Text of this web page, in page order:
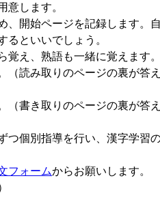
します。
、開始ページを記録します。
るといいでしょう。
覚え、熟語も一緒に覚えます
（読み取りのページの裏が答
（書き取りのページの裏が答
つ個別指導を行い、漢字学習
フォームからお願いします。